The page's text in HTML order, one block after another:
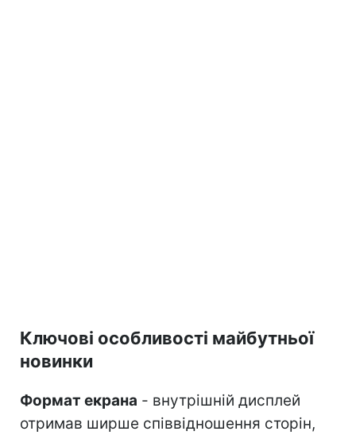
Ключові особливості майбутньої
новинки
Формат екрана - внутрішній дисплей
отримав ширше співвідношення сторін,